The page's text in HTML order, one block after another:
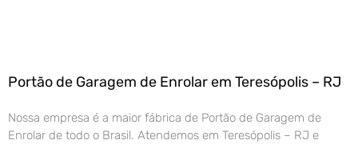
Portão de Garagem de Enrolar em Teresópolis – RJ
Nossa empresa é a maior fábrica de Portão de Garagem de
Enrolar de todo o Brasil. Atendemos em Teresópolis – RJ e